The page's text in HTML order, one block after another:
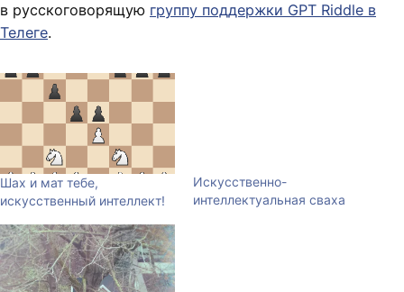
в русскоговорящую группу поддержки GPT Riddle в
Телеге.
Шах и мат тебе,
искусственный интеллект!
Искусственно-
интеллектуальная сваха